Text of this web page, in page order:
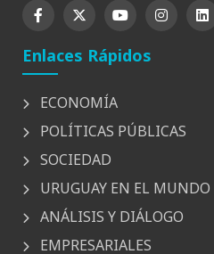
Enlaces Rápidos
ECONOMÍA
POLÍTICAS PÚBLICAS
SOCIEDAD
URUGUAY EN EL MUNDO
ANÁLISIS Y DIÁLOGO
EMPRESARIALES